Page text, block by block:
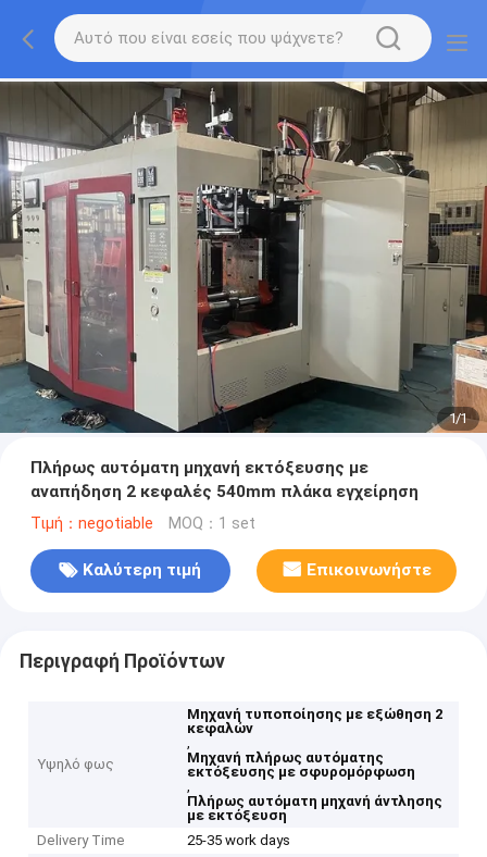
1/1
Πλήρως αυτόματη μηχανή εκτόξευσης με
αναπήδηση 2 κεφαλές 540mm πλάκα εγχείρηση
Τιμή：negotiable MOQ：1 set
Καλύτερη τιμή Επικοινωνήστε
Περιγραφή Προϊόντων
Υψηλό φως
Μηχανή τυποποίησης με εξώθηση 2
κεφαλών
,
Μηχανή πλήρως αυτόματης
εκτόξευσης με σφυρομόρφωση
,
Πλήρως αυτόματη μηχανή άντλησης
με εκτόξευση
Delivery Time
25-35 work days